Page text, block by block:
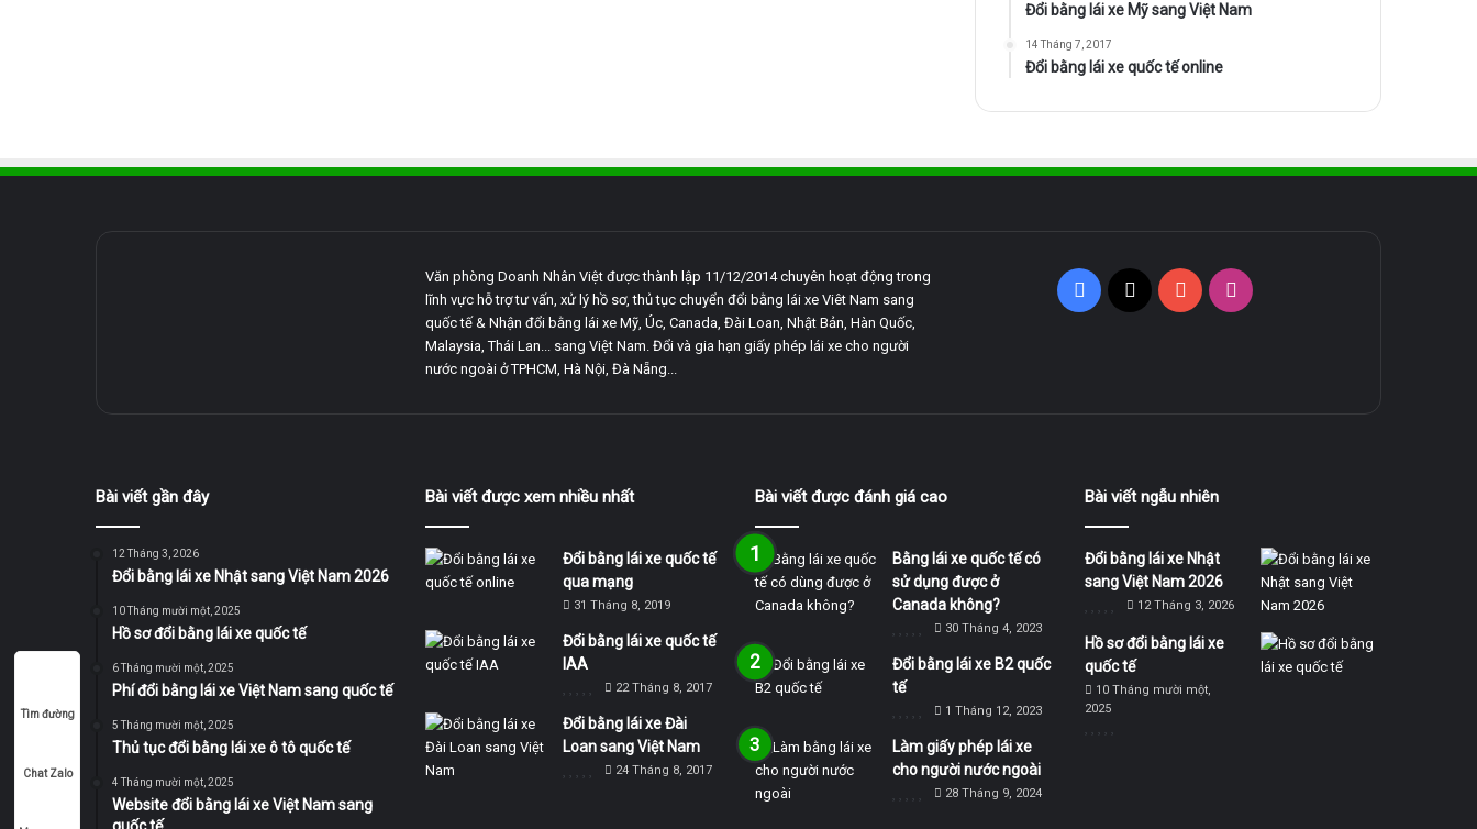
Đổi bằng lái xe Mỹ sang Việt Nam
14 Tháng 7, 2017
Đổi bằng lái xe quốc tế online
Văn phòng Doanh Nhân Việt được thành lập 11/12/2014 chuyên hoạt động trong
lĩnh vực hỗ trợ tư vấn, xử lý hồ sơ, thủ tục chuyển đổi bằng lái xe Viêt Nam sang
quốc tế & Nhận đổi bằng lái xe Mỹ, Úc, Canada, Đài Loan, Nhật Bản, Hàn Quốc,
Malaysia, Thái Lan... sang Việt Nam. Đổi và gia hạn giấy phép lái xe cho người
nước ngoài ở TPHCM, Hà Nội, Đà Nẵng...
Facebook YouTubeInstagram
Bài viết gần đây
12 Tháng 3, 2026
Đổi bằng lái xe Nhật sang Việt Nam 2026
10 Tháng mười một, 2025
Hồ sơ đổi bằng lái xe quốc tế
6 Tháng mười một, 2025
Phí đổi bằng lái xe Việt Nam sang quốc tế
5 Tháng mười một, 2025
Thủ tục đổi bằng lái xe ô tô quốc tế
4 Tháng mười một, 2025
Website đổi bằng lái xe Việt Nam sang
Bài viết được xem nhiều nhất
Đổi bằng lái xe quốc tế
qua mạng
31 Tháng 8, 2019
Đổi bằng lái xe quốc tế
IAA
22 Tháng 8, 2017
Đổi bằng lái xe Đài
Loan sang Việt Nam
24 Tháng 8, 2017
Bài viết được đánh giá cao
Bằng lái xe quốc tế có
sử dụng được ở
Canada không?
30 Tháng 4, 2023
Đổi bằng lái xe B2 quốc
tế
1 Tháng 12, 2023
Làm giấy phép lái xe
cho người nước ngoài
28 Tháng 9, 2024
Bài viết ngẫu nhiên
Đổi bằng lái xe Nhật
sang Việt Nam 2026
12 Tháng 3, 2026
Hồ sơ đổi bằng lái xe
quốc tế
10 Tháng mười một,
2025
Tìm đường
Chat Zalo